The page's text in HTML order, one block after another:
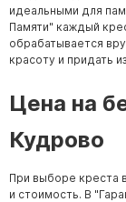
идеальными для
Памяти" каждый
обрабатывается
красоту и придать
Цена на
Кудрово
При выборе креста
и стоимость. В